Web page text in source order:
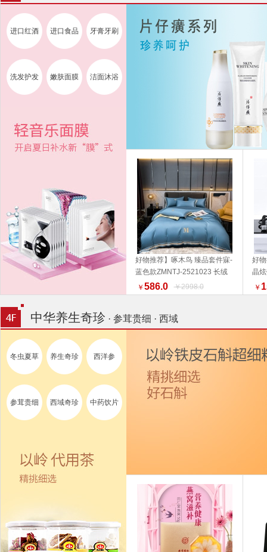
进口红酒 进口食品 牙膏牙刷
洗发护发 嫩肤面膜 洁面沐浴
好物推荐】啄木鸟 臻品套件寐-
蓝色款ZMNTJ-2521023 长绒
棉 家纺 品质生活 健康生活家居
特惠促销】】 家纺
￥ 586.0 ￥2998.0
好
晶
14
换
￥
中华养生奇珍 · 参茸贵细 · 西域
冬虫夏草 养生奇珍 西洋参
参茸贵细 西域奇珍 中药饮片